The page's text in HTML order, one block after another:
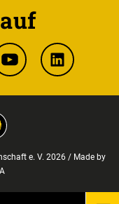
e. V. 2026 / Made by